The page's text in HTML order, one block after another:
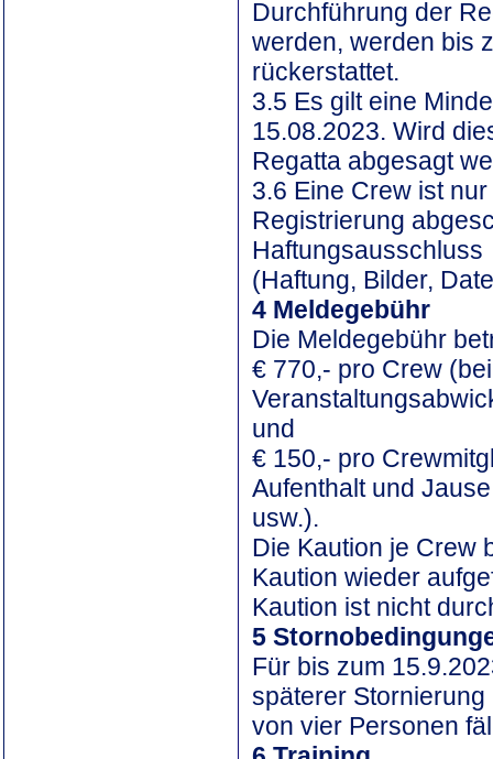
Durchführung der
werden, werden bis
rückerstattet.
3.5 Es gilt eine
15.08.2023. Wird
Regatta abgesagt
3.6 Eine Crew ist
Registrierung
Haftungsausschluss
(Haftung, Bilder,
4 Meldegebühr
Die Meldegebühr
€ 770,- pro Crew
und
€ 150,- pro
Aufenthalt und
usw.).
Die Kaution je Crew
Kaution wieder
Kaution ist nicht
5
Für bis zum
späterer
von vier Personen